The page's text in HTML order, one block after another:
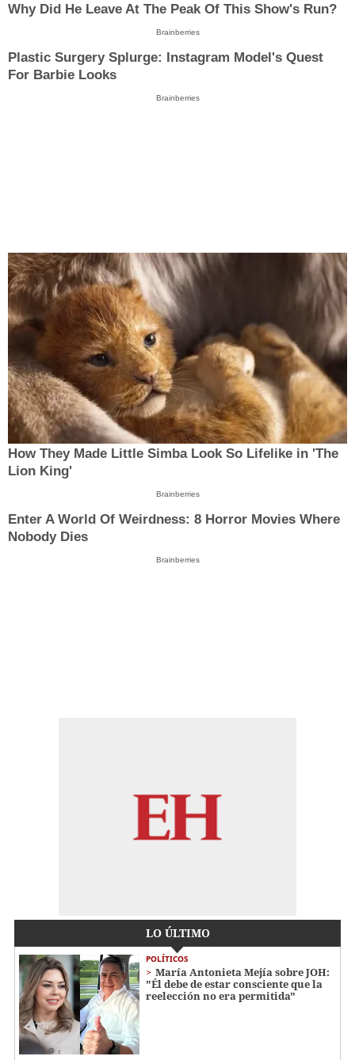
Why Did He Leave At The Peak Of This Show's Run?
Brainberries
Plastic Surgery Splurge: Instagram Model's Quest
For Barbie Looks
Brainberries
How They Made Little Simba Look So Lifelike in 'The
Lion King'
Brainberries
Enter A World Of Weirdness: 8 Horror Movies Where
Nobody Dies
Brainberries
LO ÚLTIMO
POLÍTICOS
María Antonieta Mejía sobre JOH:
"Él debe de estar consciente que la
reelección no era permitida"